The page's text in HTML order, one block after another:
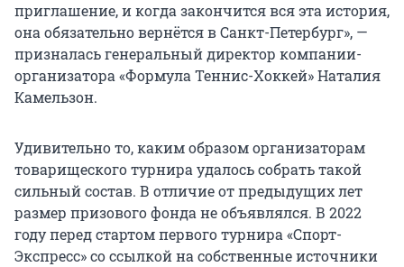
приглашение, и когда закончится вся эта история,
она обязательно вернётся в Санкт-Петербург», —
призналась генеральный директор компании-
организатора «Формула Теннис-Хоккей» Наталия
Камельзон.
Удивительно то, каким образом организаторам
товарищеского турнира удалось собрать такой
сильный состав. В отличие от предыдущих лет
размер призового фонда не объявлялся. В 2022
году перед стартом первого турнира «Спорт-
Экспресс» со ссылкой на собственные источники